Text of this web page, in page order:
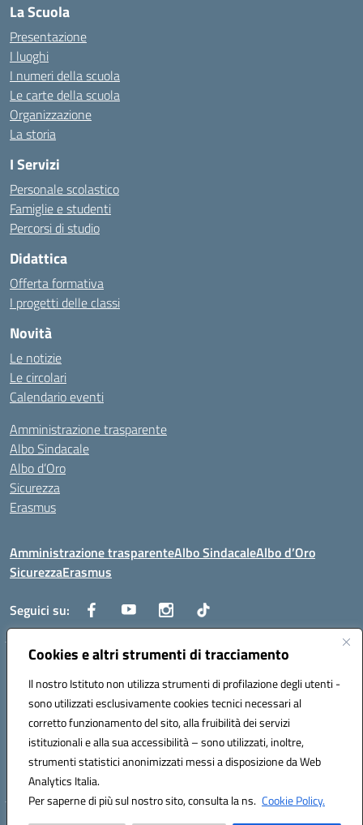
Cookies e altri strumenti di tracciamento
Il nostro Istituto non utilizza strumenti di profilazione degli utenti -
sono utilizzati esclusivamente cookies tecnici necessari al
corretto funzionamento del sito, alla fruibilità dei servizi
istituzionali e alla sua accessibilità – sono utilizzati, inoltre,
strumenti statistici anonimizzati messi a disposizione da Web
Analytics Italia.
Per saperne di più sul nostro sito, consulta la ns. Cookie Policy.
La Scuola
Presentazione
I luoghi
I numeri della scuola
Le carte della scuola
Organizzazione
La storia
I Servizi
Personale scolastico
Famiglie e studenti
Percorsi di studio
Didattica
Offerta formativa
I progetti delle classi
Novità
Le notizie
Le circolari
Calendario eventi
Amministrazione trasparente
Albo Sindacale
Albo d’Oro
Sicurezza
Erasmus
Amministrazione trasparenteAlbo SindacaleAlbo d’Oro
SicurezzaErasmus
Seguici su:
Centralino:0885.426034 Email:FGTD02000P@istruzione.it
Posta elettronica certificata (PEC):fgtd02000p@pec.istruzione.it
Codice fiscale: 81002930717
Codice meccanografico:FGTD02000P
Codice unico di fatturazione (CUF): UFUN7Y